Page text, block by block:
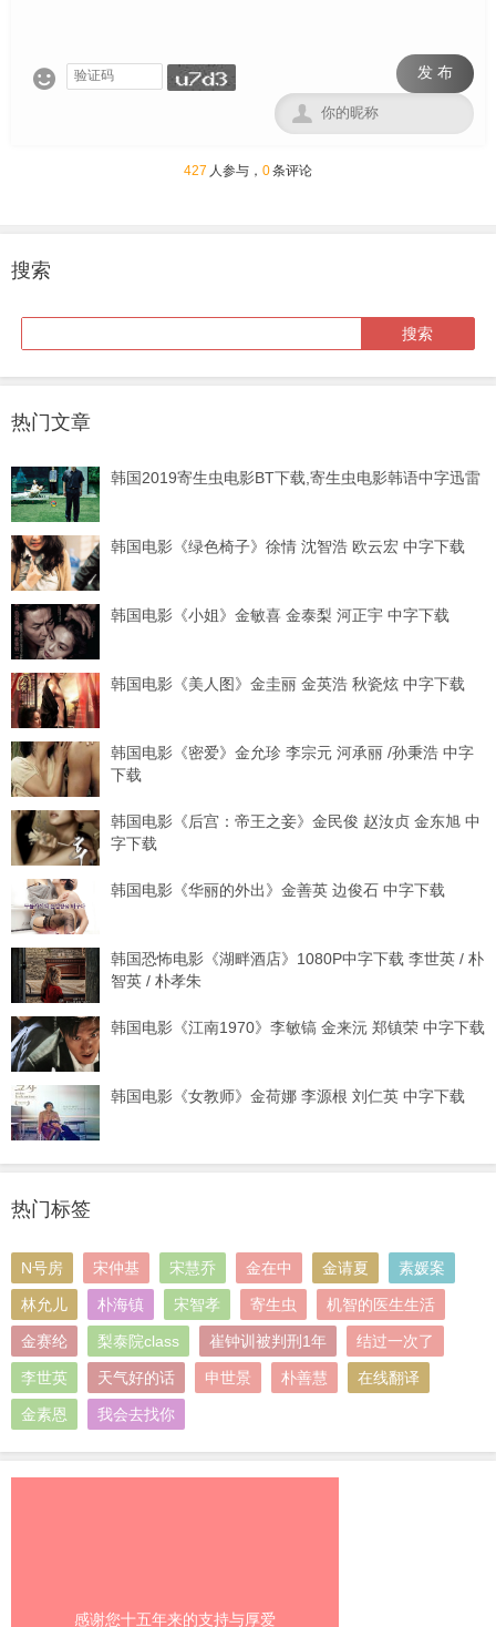
 发 布

427 人参与， 0条评论
搜索
热门文章
韩国2019寄生虫电影BT下载,寄生虫电影韩语中字迅雷
韩国电影《绿色椅子》徐情 沈智浩 欧云宏 中字下载
韩国电影《小姐》金敏喜 金泰梨 河正宇 中字下载
韩国电影《美人图》金圭丽 金英浩 秋瓷炫 中字下载
韩国电影《密爱》金允珍 李宗元 河承丽 /孙秉浩 中字
下载
韩国电影《后宫：帝王之妾》金民俊 赵汝贞 金东旭 中
字下载
韩国电影《华丽的外出》金善英 边俊石 中字下载
韩国恐怖电影《湖畔酒店》1080P中字下载 李世英 / 朴
智英 / 朴孝朱
韩国电影《江南1970》李敏镐 金来沅 郑镇荣 中字下载
韩国电影《女教师》金荷娜 李源根 刘仁英 中字下载
热门标签
N号房 宋仲基 宋慧乔 金在中 金请夏 素媛案
林允儿 朴海镇 宋智孝 寄生虫 机智的医生生活
金赛纶 梨泰院class 崔钟训被判刑1年 结过一次了
李世英 天气好的话 申世景 朴善慧 在线翻译
金素恩 我会去找你
感谢您十五年来的支持与厚爱